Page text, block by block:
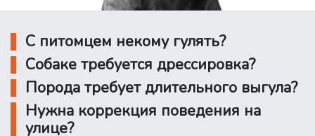
С питомцем некому гулять?
Собаке требуется дрессировка?
Порода требует длительного выгула?
Нужна коррекция поведения на
улице?